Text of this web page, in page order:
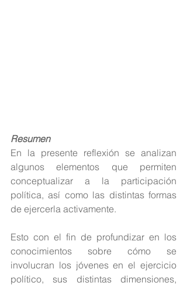
Resumen
En la presente reflexión se analizan
algunos elementos que permiten
conceptualizar a la participación
política, así como las distintas formas
de ejercerla activamente.
Esto con el fin de profundizar en los
conocimientos sobre cómo se
involucran los jóvenes en el ejercicio
político, sus distintas dimensiones,